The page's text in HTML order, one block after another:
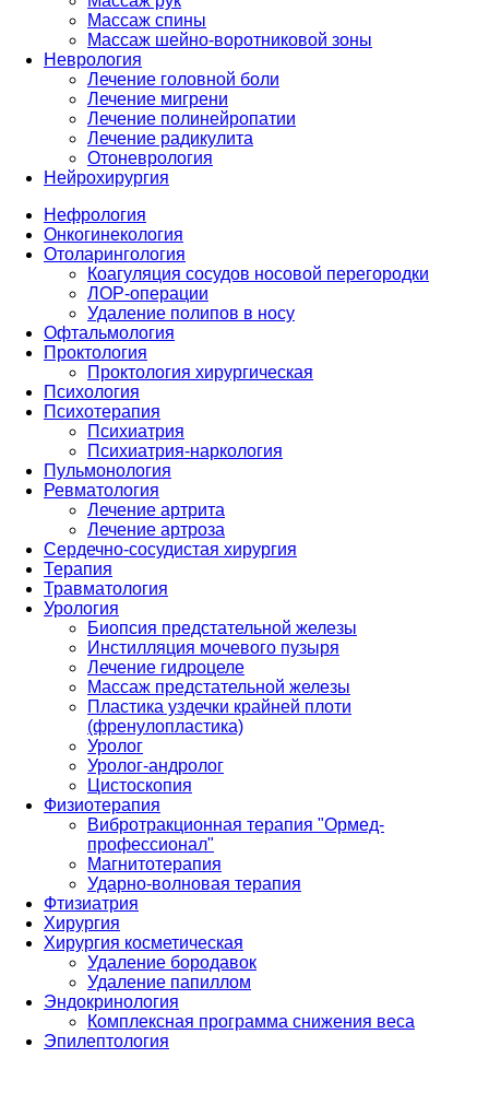
Массаж спины
Массаж шейно-воротниковой зоны
Неврология
Лечение головной боли
Лечение мигрени
Лечение полинейропатии
Лечение радикулита
Отоневрология
Нейрохирургия
Нефрология
Онкогинекология
Отоларингология
Коагуляция сосудов носовой перегородки
ЛОР-операции
Удаление полипов в носу
Офтальмология
Проктология
Проктология хирургическая
Психология
Психотерапия
Психиатрия
Психиатрия-наркология
Пульмонология
Ревматология
Лечение артрита
Лечение артроза
Сердечно-сосудистая хирургия
Терапия
Травматология
Урология
Биопсия предстательной железы
Инстилляция мочевого пузыря
Лечение гидроцеле
Массаж предстательной железы
Пластика уздечки крайней плоти
(френулопластика)
Уролог
Уролог-андролог
Цистоскопия
Физиотерапия
Вибротракционная терапия "Ормед-
профессионал"
Магнитотерапия
Ударно-волновая терапия
Фтизиатрия
Хирургия
Хирургия косметическая
Удаление бородавок
Удаление папиллом
Эндокринология
Комплексная программа снижения веса
Эпилептология